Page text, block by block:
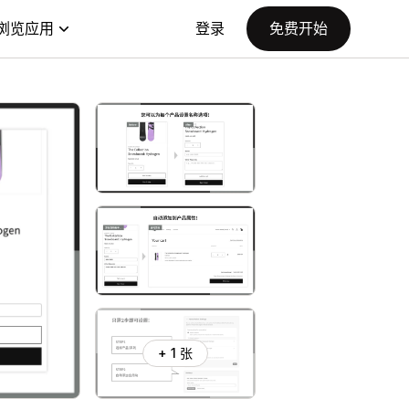
览应用 登录 免费开始
+ 1 张